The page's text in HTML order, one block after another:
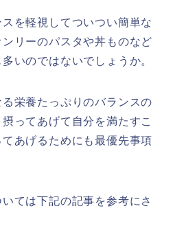
を軽視してついつい簡単な
リーのパスタや丼ものなど
いのではないでしょうか。
栄養たっぷりのバランスの
ってあげて自分を満たすこ
あげるためにも最優先事項
ては下記の記事を参考にさ